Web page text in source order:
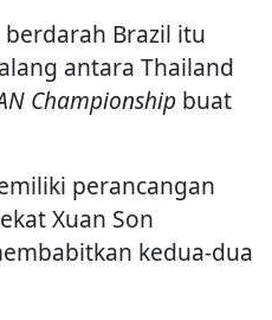
Brazil itu
antara Thailand
Championship buat
perancangan
Xuan Son
kedua-dua